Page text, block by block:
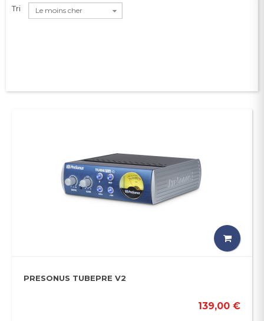
Tri Le moins cher
PRESONUS TUBEPRE V2
139,00 €